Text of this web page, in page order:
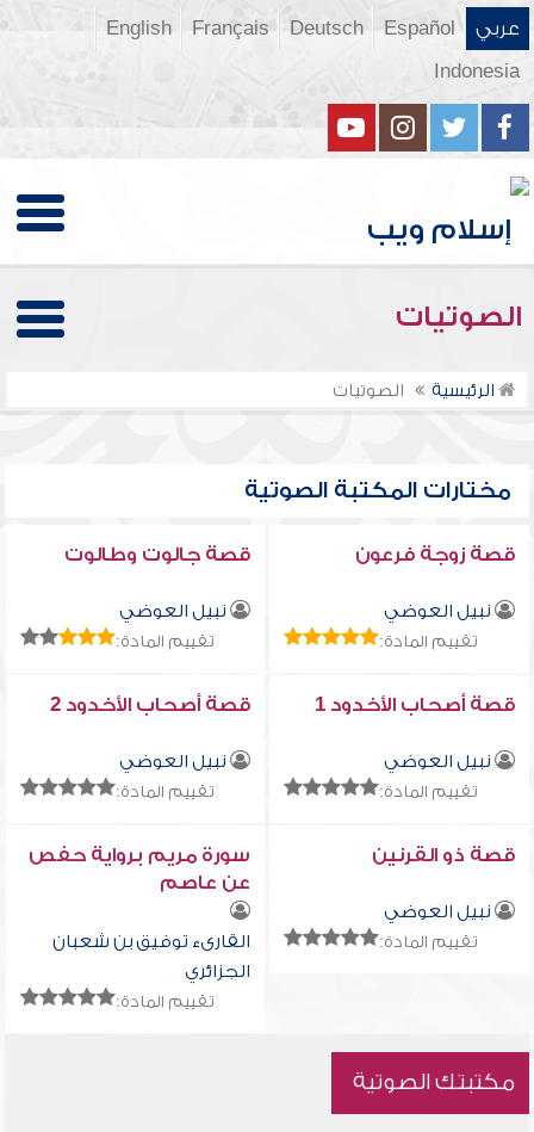
عربي Español
Deutsch
Français
English
Indonesia
الصوتيات
الرئيسية الصوتيات
مختارات المكتبة الصوتية
قصة زوجة فرعون
نبيل العوضي
تقييم المادة:
قصة جالوت وطالوت
نبيل العوضي
تقييم المادة:
قصة أصحاب الأخدود 1
نبيل العوضي
تقييم المادة:
قصة أصحاب الأخدود 2
نبيل العوضي
تقييم المادة:
قصة ذو القرنين
نبيل العوضي
تقييم المادة:
سورة مريم برواية حفص
عن عاصم
القارىء توفيق بن شعبان
الجزائري
تقييم المادة:
مكتبتك الصوتية